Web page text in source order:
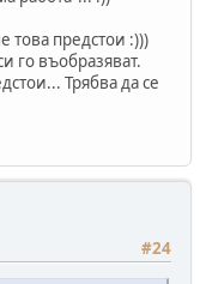
това предстои :)))
го въобразяват.
Трябва да се
#24